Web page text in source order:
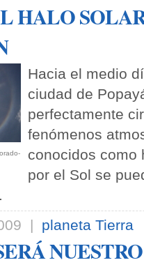
HALO
Hacia el medio
ciudad de
perfectamente
fenómenos
conocidos como
por el Sol se
| planeta Tierra